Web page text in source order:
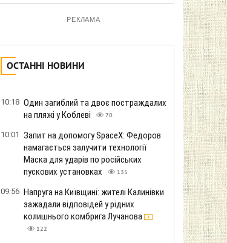
РЕКЛАМА
ОСТАННІ НОВИНИ
10:18 Один загиблий та двоє постраждалих
на пляжі у Коблеві
70
10:01 Запит на допомогу SpaceX: Федоров
намагається залучити технології
Маска для ударів по російських
пускових установках
135
09:56 Напруга на Київщині: жителі Калинівки
зажадали відповідей у ​​рідних
колишнього комбрига Лучанова
122